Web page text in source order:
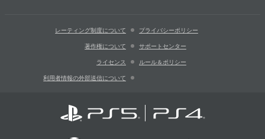
レーティング制度について プライバシーポリシー
著作権について サポートセンター
ライセンス ルール＆ポリシー
利用者情報の外部送信について